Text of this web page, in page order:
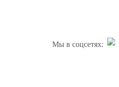
Мы в соцсетях: